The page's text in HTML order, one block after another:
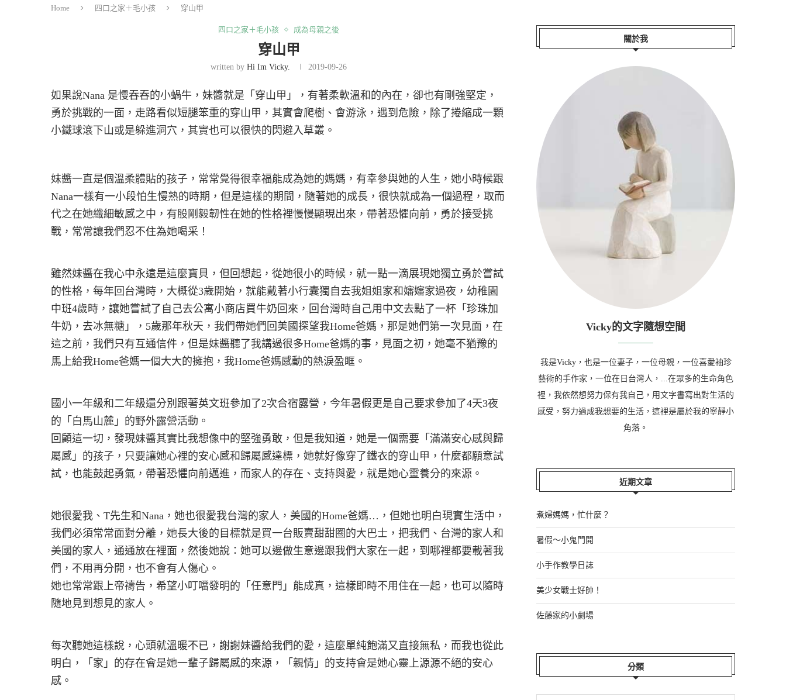
Home 四口之家＋毛小孩 穿山甲
四口之家＋毛小孩 成為母親之後
穿山甲
written byHi Im Vicky. 2019-09-26
如果說Nana 是慢吞吞的小蝸牛，妹醬就是「穿山甲」，有著柔軟溫和的內在，卻也有剛強堅定，
勇於挑戰的一面，走路看似短腿笨重的穿山甲，其實會爬樹、會游泳，遇到危險，除了捲縮成一顆
小鐵球滾下山或是躲進洞穴，其實也可以很快的閃避入草叢。
妹醬一直是個溫柔體貼的孩子，常常覺得很幸福能成為她的媽媽，有幸參與她的人生，她小時候跟
Nana一樣有一小段怕生慢熟的時期，但是這樣的期間，隨著她的成長，很快就成為一個過程，取而
代之在她纖細敏感之中，有股剛毅韌性在她的性格裡慢慢顯現出來，帶著恐懼向前，勇於接受挑
戰，常常讓我們忍不住為她喝采！
雖然妹醬在我心中永遠是這麼寶貝，但回想起，從她很小的時候，就一點一滴展現她獨立勇於嘗試
的性格，每年回台灣時，大概從3歲開始，就能戴著小行囊獨自去我姐姐家和嬸嬸家過夜，幼稚園
中班4歲時，讓她嘗試了自己去公寓小商店買牛奶回來，回台灣時自己用中文去點了一杯「珍珠加
牛奶，去冰無糖」，5歲那年秋天，我們帶她們回美國探望我Home爸媽，那是她們第一次見面，在
這之前，我們只有互通信件，但是妹醬聽了我講過很多Home爸媽的事，見面之初，她毫不猶豫的
馬上給我Home爸媽一個大大的擁抱，我Home爸媽感動的熱淚盈眶。
國小一年級和二年級還分別跟著英文班參加了2次合宿露營，今年暑假更是自己要求參加了4天3夜
的「白馬山麓」的野外露營活動。
回顧這一切，發現妹醬其實比我想像中的堅強勇敢，但是我知道，她是一個需要「滿滿安心感與歸
屬感」的孩子，只要讓她心裡的安心感和歸屬感達標，她就好像穿了鐵衣的穿山甲，什麼都願意試
試，也能鼓起勇氣，帶著恐懼向前邁進，而家人的存在、支持與愛，就是她心靈養分的來源。
她很愛我、T先生和Nana，她也很愛我台灣的家人，美國的Home爸媽…，但她也明白現實生活中，
我們必須常常面對分離，她長大後的目標就是買一台販賣甜甜圈的大巴士，把我們、台灣的家人和
美國的家人，通通放在裡面，然後她說：她可以邊做生意邊跟我們大家在一起，到哪裡都要載著我
們，不用再分開，也不會有人傷心。
她也常常跟上帝禱告，希望小叮噹發明的「任意門」能成真，這樣即時不用住在一起，也可以隨時
隨地見到想見的家人。
每次聽她這樣說，心頭就溫暖不已，謝謝妹醬給我們的愛，這麼單純飽滿又直接無私，而我也從此
明白，「家」的存在會是她一輩子歸屬感的來源，「親情」的支持會是她心靈上源源不絕的安心
感。
關於我
Vicky的文字隨想空間
我是Vicky，也是一位妻子，一位母親，一位喜愛袖珍
藝術的手作家，一位在日台灣人，...在眾多的生命角色
裡，我依然想努力保有我自己，用文字書寫出對生活的
感受，努力過成我想要的生活，這裡是屬於我的寧靜小
角落。
近期文章
煮婦媽媽，忙什麼？
暑假～小鬼門開
小手作教學日誌
美少女戰士好帥！
佐藤家的小劇場
分類